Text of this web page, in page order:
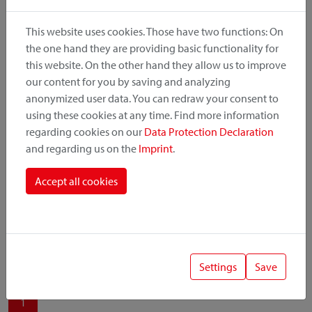
produit, le point de montage et le système de fixation.
Catégorie de produit
Position de montage
Système de fixation
1
This website uses cookies. Those have two functions: On
the one hand they are providing basic functionality for
this website. On the other hand they allow us to improve
our content for you by saving and analyzing
anonymized user data. You can redraw your consent to
using these cookies at any time. Find more information
regarding cookies on our Data Protection Declaration
and regarding us on the Imprint.
Accept all cookies
Settings Save